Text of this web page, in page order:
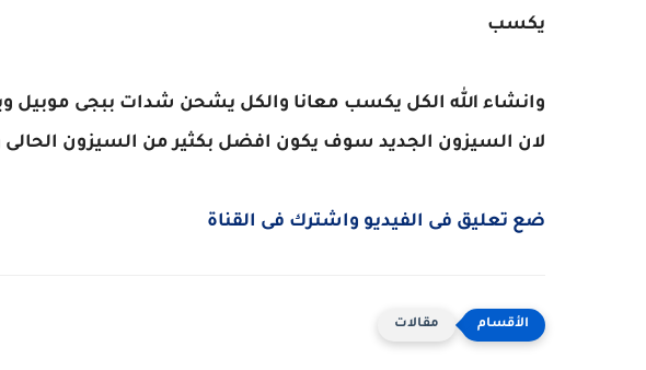
يكسب
وانشاء الله الكل يكسب معانا والكل يشحن شدات ببجى موبيل
لان السيزون الجديد سوف يكون افضل بكثير من السيزون
ضع تعليق فى الفيديو واشترك فى القناة
مقالات